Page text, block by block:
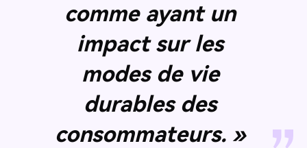
comme ayant un
impact sur les
modes de vie
durables des
consommateurs. »